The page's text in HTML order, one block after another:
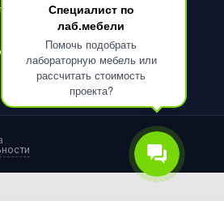
Специалист по
лаб.мебели
Помочь подобрать
лабораторную мебель или
рассчитать стоимость
проекта?
Ленина, д. 51
д. 10, стр. 18